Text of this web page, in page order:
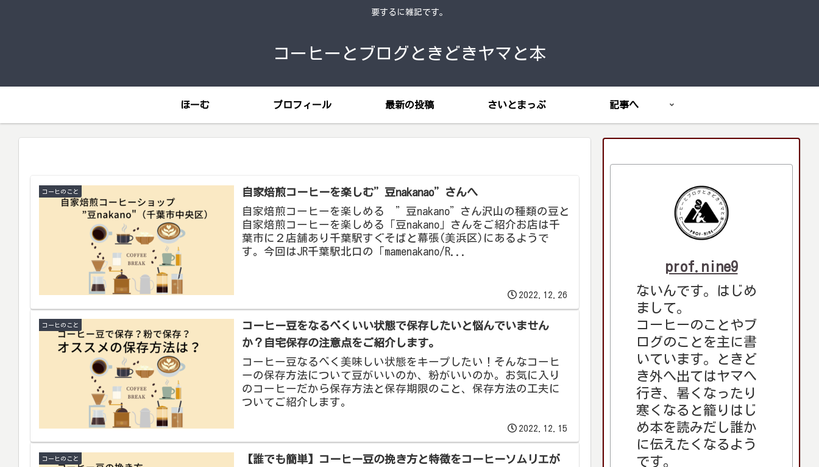
要するに雑記です。
コーヒーとブログときどきヤマと本
ほーむ プロフィール 最新の投稿 さいとまっぷ 記事へ
コーヒのこと 自家焙煎コーヒーを楽しむ”豆nakanao”さんへ
自家焙煎コーヒーを楽しめる ”豆nakano”さん沢山の種類の豆と
自家焙煎コーヒーを楽しめる「豆nakano」さんをご紹介お店は千
葉市に２店舗あり千葉駅すぐそばと幕張(美浜区)にあるようで
す。今回はJR千葉駅北口の「mamenakano/R...
2022.12.26
コーヒのこと
コーヒー豆をなるべくいい状態で保存したいと悩んでいません
か？自宅保存の注意点をご紹介します。
コーヒー豆なるべく美味しい状態をキープしたい！そんなコーヒ
ーの保存方法について豆がいいのか、粉がいいのか。お気に入り
のコーヒーだから保存方法と保存期限のこと、保存方法の工夫に
ついてご紹介します。
2022.12.15
コーヒのこと
【誰でも簡単】コーヒー豆の挽き方と特徴をコーヒーソムリエが
prof.nine9
ないんです。はじめ
まして。
コーヒーのことやブ
ログのことを主に書
いています。ときど
き外へ出てはヤマへ
行き、暑くなったり
寒くなると籠りはじ
め本を読みだし誰か
に伝えたくなるよう
です。